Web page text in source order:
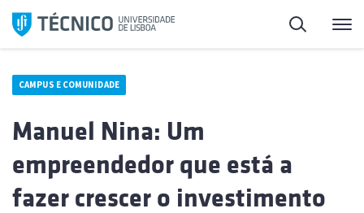
Saltar
para
Pesquisa
CAMPUS E COMUNIDADE
Manuel Nina: Um
empreendedor que está a
fazer crescer o investimento